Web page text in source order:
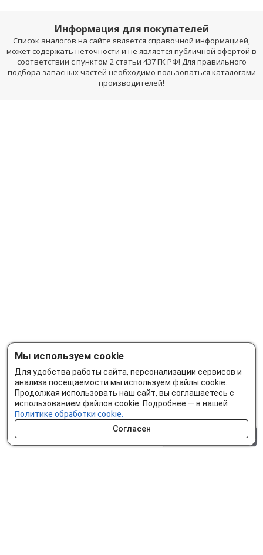
Информация для покупателей
Список аналогов на сайте является справочной информацией,
может содержать неточности и не является публичной офертой в
соответствии с пунктом 2 статьи 437 ГК РФ! Для правильного
подбора запасных частей необходимо пользоваться каталогами
производителей!
Мы используем cookie
Для удобства работы сайта, персонализации сервисов и
анализа посещаемости мы используем файлы cookie.
Продолжая использовать наш сайт, вы соглашаетесь с
использованием файлов cookie. Подробнее — в нашей
Политике обработки cookie.
Согласен